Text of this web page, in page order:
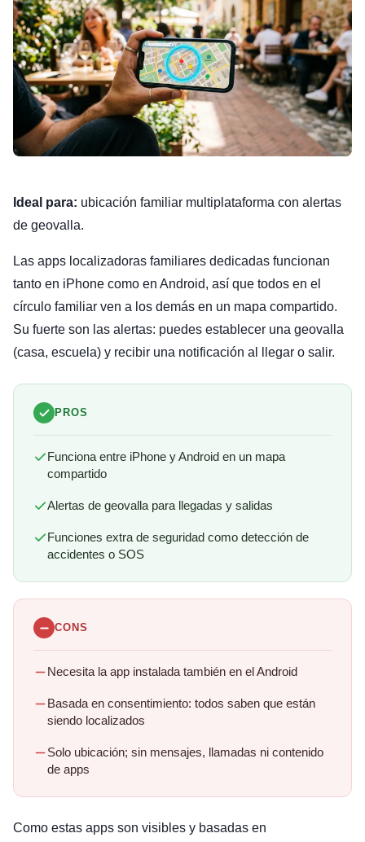
Ideal para: ubicación familiar multiplataforma con alertas
de geovalla.
Las apps localizadoras familiares dedicadas funcionan
tanto en iPhone como en Android, así que todos en el
círculo familiar ven a los demás en un mapa compartido.
Su fuerte son las alertas: puedes establecer una geovalla
(casa, escuela) y recibir una notificación al llegar o salir.
PROS
Funciona entre iPhone y Android en un mapa
compartido
Alertas de geovalla para llegadas y salidas
Funciones extra de seguridad como detección de
accidentes o SOS
CONS
Necesita la app instalada también en el Android
Basada en consentimiento: todos saben que están
siendo localizados
Solo ubicación; sin mensajes, llamadas ni contenido
de apps
Como estas apps son visibles y basadas en